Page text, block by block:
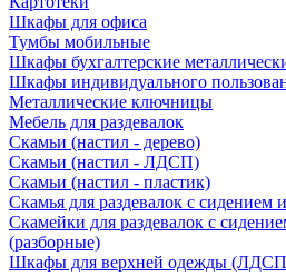
Шкафы для офиса
Тумбы мобильные
Шкафы бухгалтерские
Шкафы индивидуального
Металлические ключницы
Мебель для раздевалок
Скамьи (настил - дерево)
Скамьи (настил - ЛДСП)
Скамьи (настил - пластик)
Скамья для раздевалок с сидением
Скамейки для раздевалок с
(разборные)
Шкафы для верхней одежды